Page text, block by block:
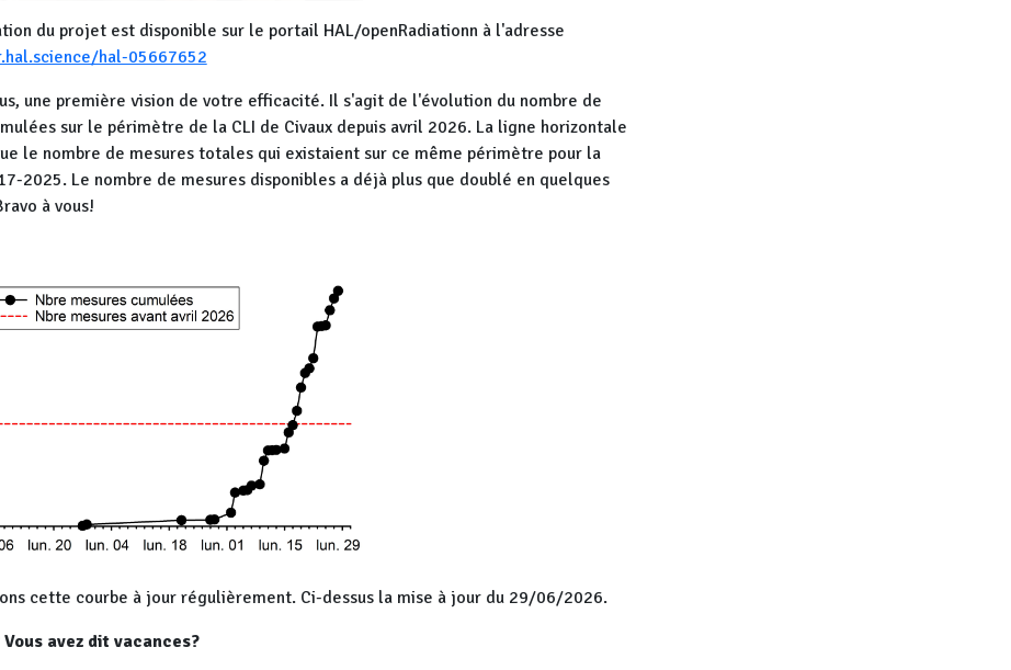
du projet est disponible sur le portail HAL/openRadiationn à l'adresse
hal-05667652
une première vision de votre efficacité. Il s'agit de l'évolution du nombre de
sur le périmètre de la CLI de Civaux depuis avril 2026. La ligne horizontale
le nombre de mesures totales qui existaient sur ce même périmètre pour la
2025. Le nombre de mesures disponibles a déjà plus que doublé en quelques
à vous!
cette courbe à jour régulièrement. Ci-dessus la mise à jour du 29/06/2026.
avez dit vacances?